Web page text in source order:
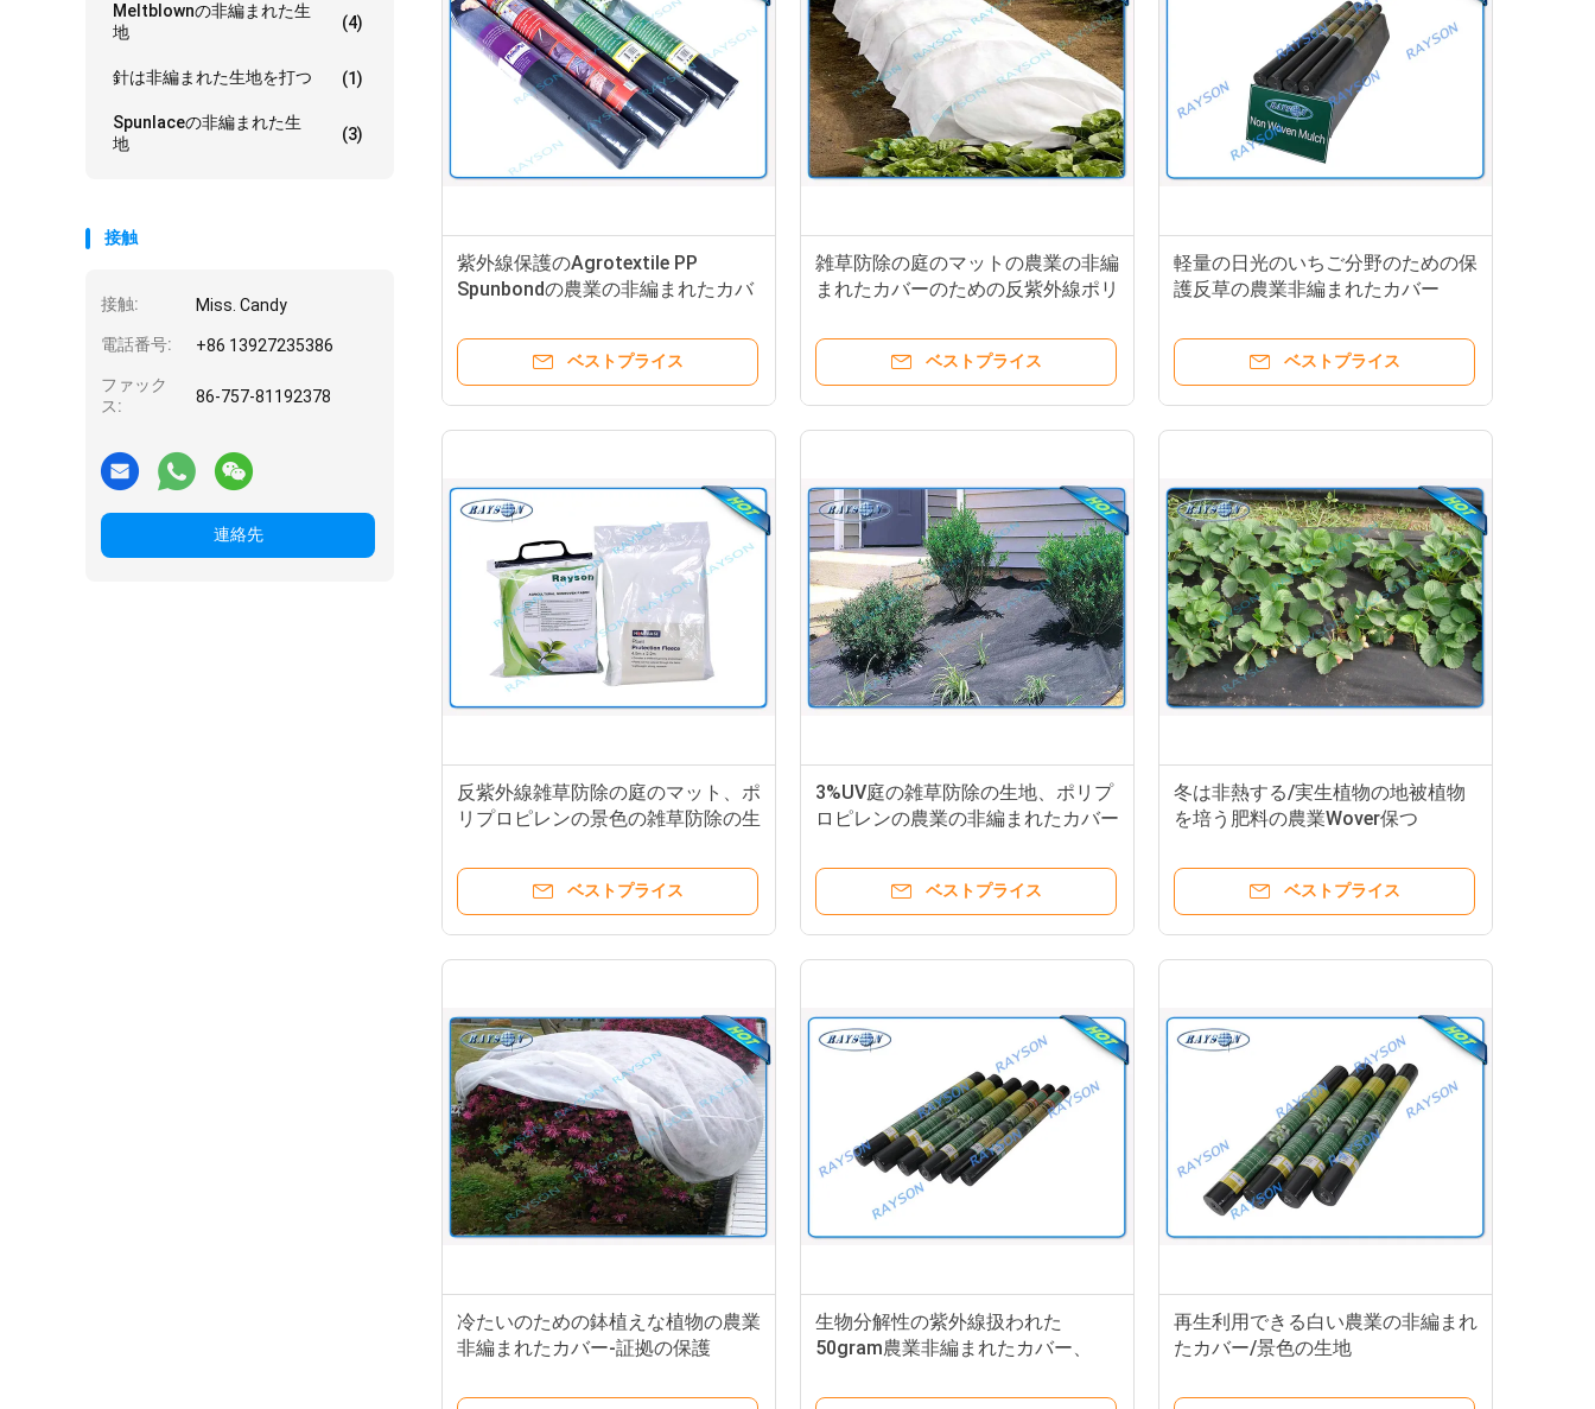
Meltblownの非編まれた生
地
(4)
針は非編まれた生地を打つ (1)
Spunlaceの非編まれた生
地
(3)
接触
接触: Miss. Candy
電話番号: +86 13927235386
ファック
ス:
86-757-81192378
連絡先
紫外線保護のAgrotextile PP
Spunbondの農業の非編まれたカバ
ベストプライス
雑草防除の庭のマットの農業の非編
まれたカバーのための反紫外線ポリ
ベストプライス
軽量の日光のいちご分野のための保
護反草の農業非編まれたカバー
ベストプライス
反紫外線雑草防除の庭のマット、ポ
リプロピレンの景色の雑草防除の生
ベストプライス
3%UV庭の雑草防除の生地、ポリプ
ロピレンの農業の非編まれたカバー
ベストプライス
冬は非熱する/実生植物の地被植物
を培う肥料の農業Wover保つ
ベストプライス
冷たいのための鉢植えな植物の農業
非編まれたカバー-証拠の保護
生物分解性の紫外線扱われた
50gram農業非編まれたカバー、
再生利用できる白い農業の非編まれ
たカバー/景色の生地